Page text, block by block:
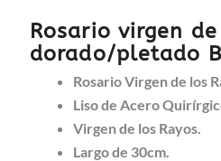
Rosario virgen
dorado/pletado
Rosario Virgen de los
Liso de Acero
Virgen de los Rayos.
Largo de 30cm.